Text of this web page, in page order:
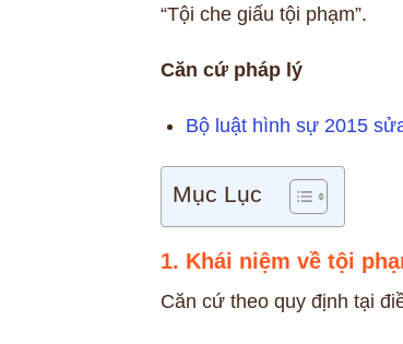
“Tội che giấu tội phạm”.
Căn cứ pháp lý
Bộ luật hình sự 2015
Mục Lục
1. Khái niệm về tội
Căn cứ theo quy định tại